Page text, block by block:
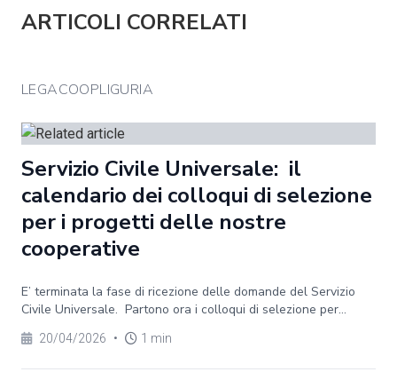
ARTICOLI CORRELATI
LEGACOOPLIGURIA
Servizio Civile Universale: il
calendario dei colloqui di selezione
per i progetti delle nostre
cooperative
E’ terminata la fase di ricezione delle domande del Servizio
Civile Universale. Partono ora i colloqui di selezione per...
20/04/2026 • 1 min